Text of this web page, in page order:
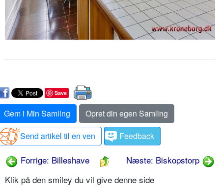
Save
Gem i Min Samling
Opret din egen Samling
Send artikel til en ven
Feedback
Forrige: Billeshave
Næste: Biskopstorp
Klik på den smiley du vil give denne side